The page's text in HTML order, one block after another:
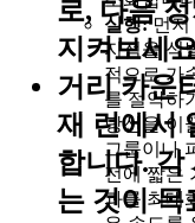
로, 다음
지켜보세
거리 카운
재 런에서
합니다. 각
는 것이 목
실행:먼저
지점을 식
적으로 가
를 절약하
당신을 이
그룹이나
전에 짧은
과를 최대